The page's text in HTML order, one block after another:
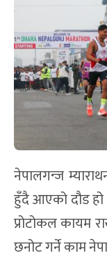
नेपालगन्ज
हुँदै आएको दौड
प्रोटोकल कायम
छनोट गर्ने काम